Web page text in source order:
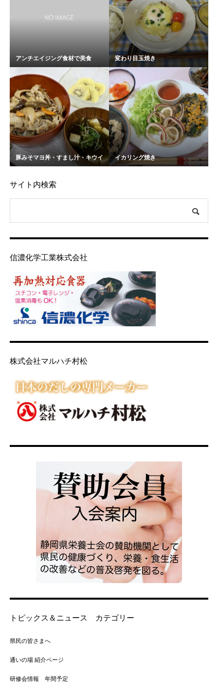
アンチエイジング食材で美食 変わり目玉焼き
豚みそマヨ丼・すまし汁・キウイ イカリング焼き
サイト内検索
信濃化学工業株式会社
株式会社マルハチ村松
トピックス＆ニュース カテゴリー
県民の皆さまへ
通いの場 紹介ページ
研修会情報 年間予定